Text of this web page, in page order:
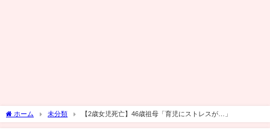
ホーム 未分類 【2歳女児死亡】46歳祖母「育児にストレスが…」